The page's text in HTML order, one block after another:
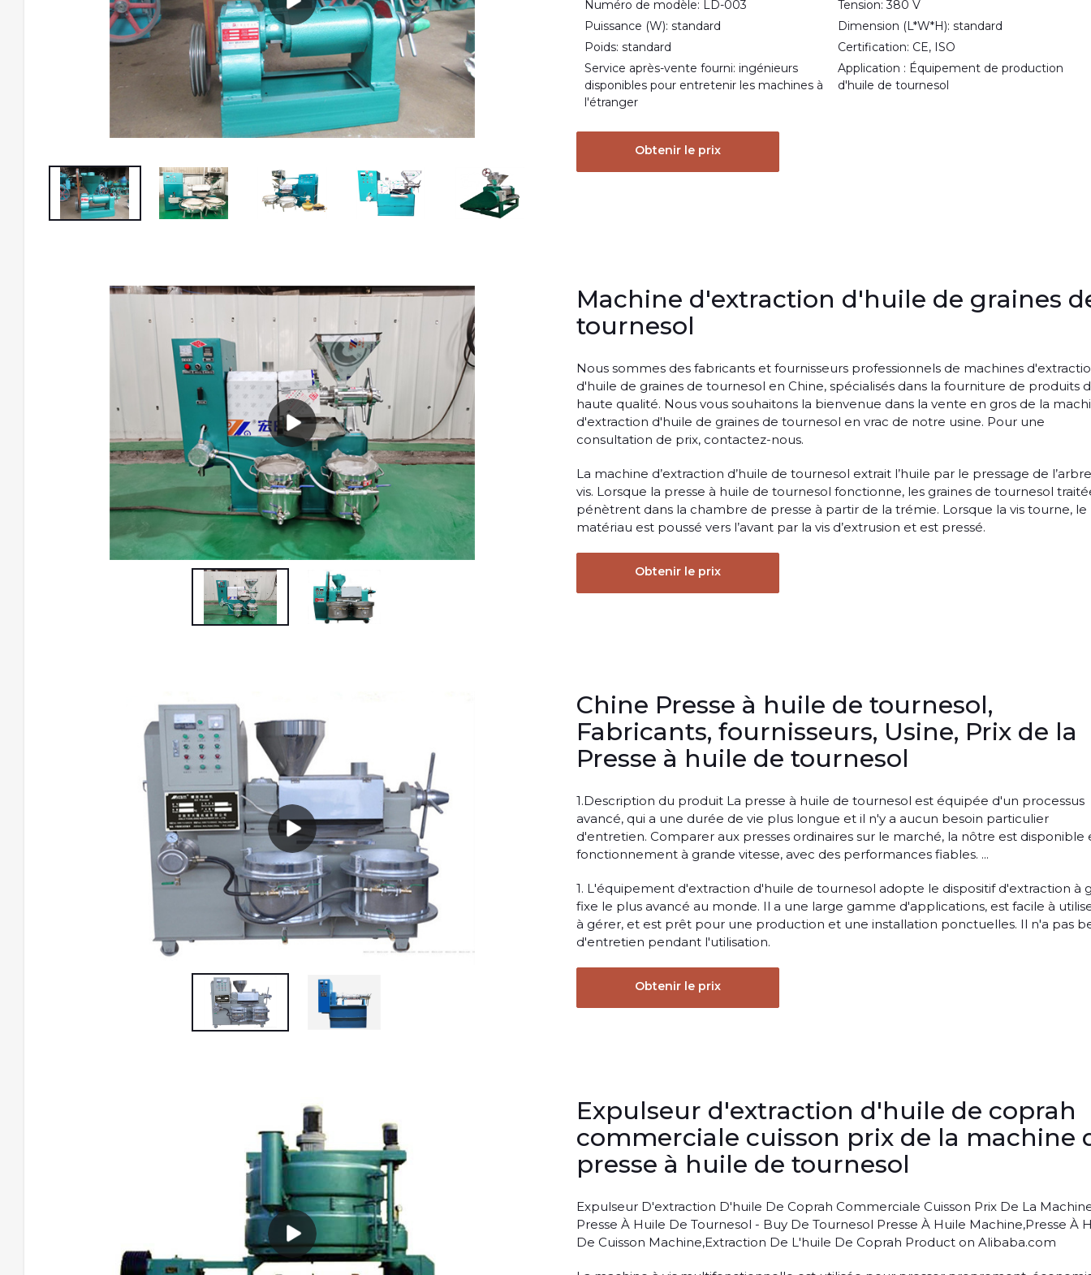
Numéro de modèle: LD-003
Tension: 380 V
Puissance (W): standard
Dimension (L*W*H): standard
Poids: standard
Certification: CE, ISO
Service après-vente fourni: ingénieurs
disponibles pour entretenir les machines à
l'étranger
Application : Équipement de production
d'huile de tournesol
Obtenir le prix
Machine d'extraction d'huile de graines
tournesol
Nous sommes des fabricants et fournisseurs professionnels de machines
d'huile de graines de tournesol en Chine, spécialisés dans la fourniture de produits
haute qualité. Nous vous souhaitons la bienvenue dans la vente en gros de la
d'extraction d'huile de graines de tournesol en vrac de notre usine. Pour une
consultation de prix, contactez-nous.
La machine d’extraction d’huile de tournesol extrait l’huile par le pressage de
vis. Lorsque la presse à huile de tournesol fonctionne, les graines de tournesol
pénètrent dans la chambre de presse à partir de la trémie. Lorsque la vis tourne, le
matériau est poussé vers l’avant par la vis d’extrusion et est pressé.
Obtenir le prix
Chine Presse à huile de tournesol,
Fabricants, fournisseurs, Usine, Prix de la
Presse à huile de tournesol
1.Description du produit La presse à huile de tournesol est équipée d'un processus
avancé, qui a une durée de vie plus longue et il n'y a aucun besoin particulier
d'entretien. Comparer aux presses ordinaires sur le marché, la nôtre est disponible
fonctionnement à grande vitesse, avec des performances fiables. ...
1. L'équipement d'extraction d'huile de tournesol adopte le dispositif d'extraction à
fixe le plus avancé au monde. Il a une large gamme d'applications, est facile à
à gérer, et est prêt pour une production et une installation ponctuelles. Il n'a pas
d'entretien pendant l'utilisation.
Obtenir le prix
Expulseur d'extraction d'huile de coprah
commerciale cuisson prix de la machine
presse à huile de tournesol
Expulseur D'extraction D'huile De Coprah Commerciale Cuisson Prix De La
Presse À Huile De Tournesol - Buy De Tournesol Presse À Huile Machine,Presse À
De Cuisson Machine,Extraction De L'huile De Coprah Product on Alibaba.com